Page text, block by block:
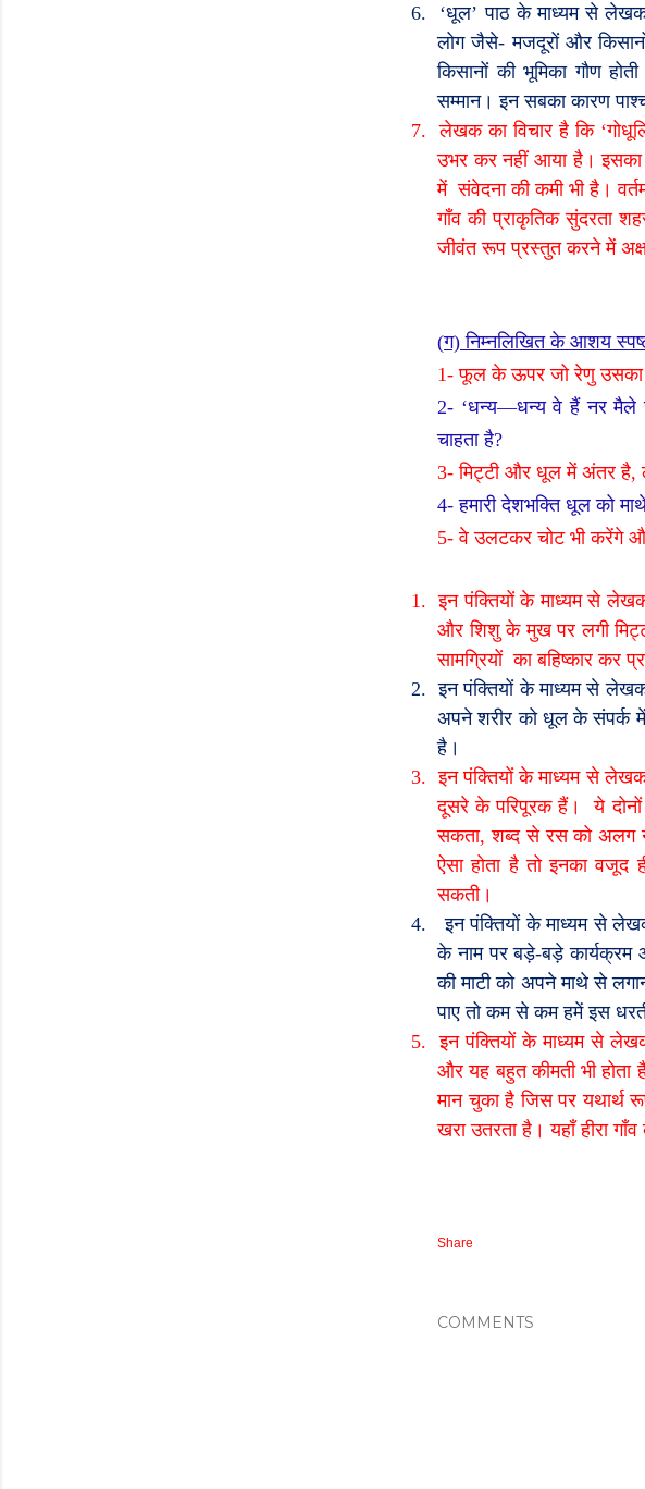
6.
‘धूल’पाठ के माध्यम से
लोग जैसे- मजदूरों और
किसानों की भूमिका गौण
सम्मान। इन सबका कारण
7.
लेखक का विचार है कि ‘
उभर कर नहीं आया है। इसका
में संवेदना की कमी भी है।
गाँव की प्राकृतिक सुंदरता
जीवंत रूप प्रस्तुत करने में
(ग) निम्नलिखित के आशय
1-फूल के ऊपर जो रेणु उसका
2- ‘धन्य—धन्य वे हैं नर मैले
चाहता है?
3-मिट्टी और धूल में अंतर है,
4-हमारी देशभक्ति धूल को
5-वे उलटकर चोट भी करेंगे
1. इन पंक्तियों के माध्यम से
और शिशु के मुख पर लगी
सामग्रियों का बहिष्कार कर
2. इन पंक्तियों के माध्यम से
अपने शरीर को धूल के संपर्क में
है।
3. इन पंक्तियों के माध्यम से
दूसरे के परिपूरक हैं।
ये
सकता,शब्द से रस को अलग
ऐसा होता है तो इनका वजूद
सकती।
4.
इन पंक्तियों के माध्यम से
के नाम पर बड़े-बड़े कार्यक्रम
की माटी को अपने माथे से
पाए तो कम से कम हमें इस
5.
इन पंक्तियों के माध्यम से
और यह बहुत कीमती भी
मान चुका है जिस पर यथार्थ
खरा उतरता है। यहाँ हीरा
Share
COMMENTS